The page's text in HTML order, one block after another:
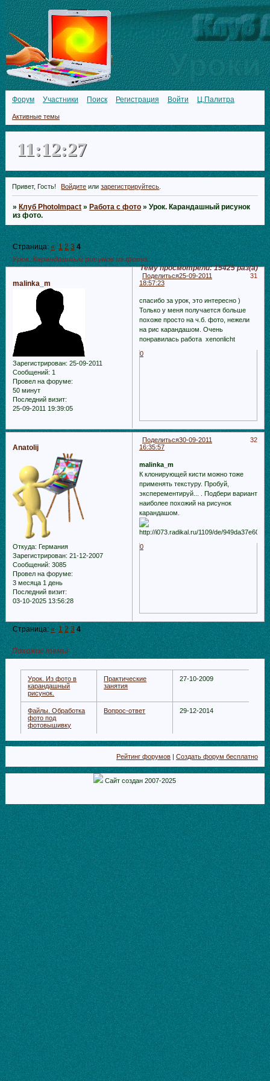
Форум Участники Поиск Регистрация Войти Ц.Палитра
Активные темы
11:12:28
Привет, Гость! Войдите илизарегистрируйтесь
»Клуб PhotoImpact »Работа с фото »Урок. Карандашный рисунок
из фото.
Урок. Карандашный рисунок из фото.
Тему просмотрели:15425раз(а)
Страница:« 1 2 3 4
Поделиться 31
25-09-2011
18:57:23
malinka_m
Зарегистрирован: 25-09-2011
Сообщений: 1
Провел на форуме:
50 минут
Последний визит:
25-09-2011 19:39:05
спасибо за урок, это интересно )
Только у меня получается больше
похоже просто на ч.б. фото, нежели
на рис карандашом. Очень
понравилась работа xenonlicht
0
Поделиться 32
30-09-2011
16:35:57
Anatolij
Откуда: Германия
Зарегистрирован: 21-12-2007
Сообщений: 3085
Провел на форуме:
3 месяца 1 день
Последний визит:
03-10-2025 13:56:28
malinka_m
К клонирующей кисти можно тоже
применять текстуру. Пробуй,
эксперементируй... . Подбери вариант
наиболее похожий на рисунок
карандашом.
0
Страница:« 1 2 3 4
Похожие темы
Урок. Из фото в
карандашный
рисунок.
Практические
занятия
27-10-2009
Файлы. Обработка
фото под
фотовышивку
Вопрос-ответ 29-12-2014
Рейтинг форумов |Создать форум бесплатно
Сайт создан 2007-2025